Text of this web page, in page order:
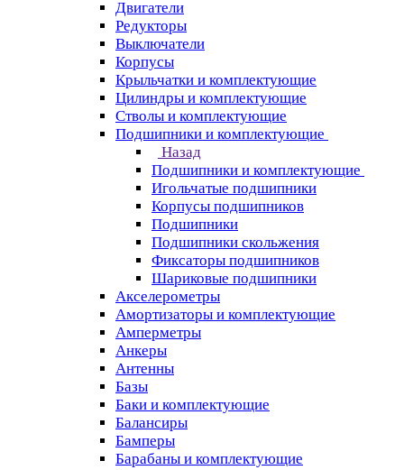
Двигатели
Редукторы
Выключатели
Корпусы
Крыльчатки и комплектующие
Цилиндры и комплектующие
Стволы и комплектующие
Подшипники и комплектующие
Назад
Подшипники и комплектующие
Игольчатые подшипники
Корпусы подшипников
Подшипники
Подшипники скольжения
Фиксаторы подшипников
Шариковые подшипники
Акселерометры
Амортизаторы и комплектующие
Амперметры
Анкеры
Антенны
Базы
Баки и комплектующие
Балансиры
Бамперы
Барабаны и комплектующие